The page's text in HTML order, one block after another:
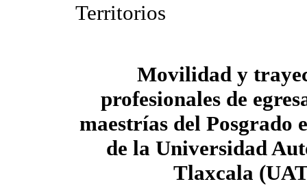
Territorios
Movilidad y
profesionales de
maestrías del Posgrado
de la Universidad
Tlaxcala